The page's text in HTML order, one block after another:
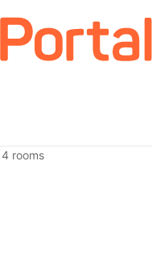
4 rooms